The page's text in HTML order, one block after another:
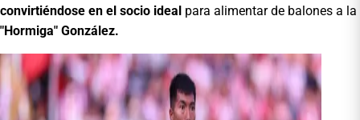
convirtiéndose en el socio ideal para alimentar de balones a la
"Hormiga" González.